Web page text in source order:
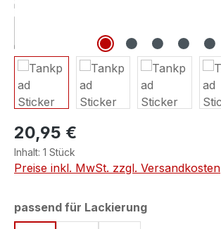
20,95 €
Inhalt: 1 Stück
Preise inkl. MwSt. zzgl. Versandkosten
passend für Lackierungauswählen